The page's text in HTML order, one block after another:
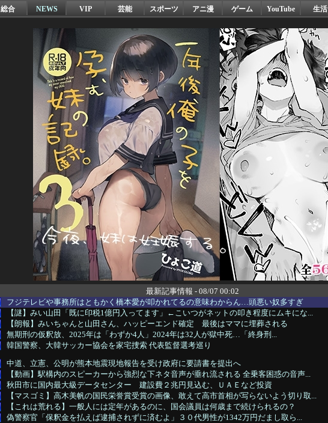
総合 NEWS VIP 芸能 スポーツ アニ漫 ゲーム YouTube 生活
最新記事情報 - 08/07 00:02
フジテレビや事務所はともかく橋本愛が叩かれてるの意味わからん…頭悪い奴多すぎ
【謎】みい山田「既に印税1億円入ってます」←こいつがネットの叩き程度にムキにな...
【朗報】みいちゃんと山田さん、ハッピーエンド確定 最後はママに埋葬される
無期刑の仮釈放、2025年は「わずか4人」2024年は32人が獄中死…「終身刑...
韓国警察、大韓サッカー協会を家宅捜索 代表監督選考巡り
中道、立憲、公明が熊本地震現地報告を受け政府に要請書を提出へ
【動画】駅構内のスピーカーから強烈な下ネタ音声が垂れ流される 全乗客困惑の音声...
秋田市に国内最大級データセンター 建設費２兆円見込む、ＵＡＥなど投資
【マスゴミ】高木美帆の国民栄誉賞受賞の画像、敢えて高市首相が写らないよう切り取...
【これは荒れる】一般人には定年があるのに、国会議員は何歳まで続けられるの？
偽警察官「保釈金を払えば逮捕されずに済むよ」３０代男性が1342万円だまし取ら...